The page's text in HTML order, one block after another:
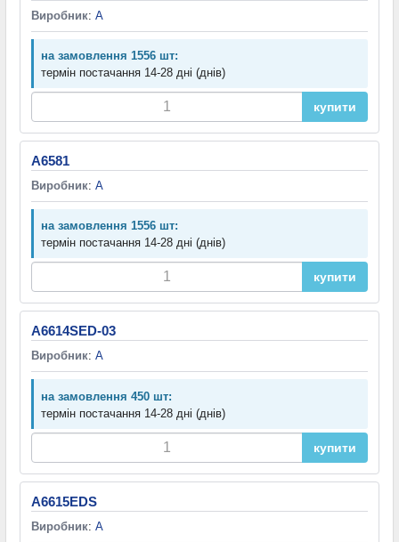
Виробник: A
на замовлення 1556 шт:
термін постачання 14-28 дні (днів)
купити
A6581
Виробник: A
на замовлення 1556 шт:
термін постачання 14-28 дні (днів)
купити
A6614SED-03
Виробник: A
на замовлення 450 шт:
термін постачання 14-28 дні (днів)
купити
A6615EDS
Виробник: A